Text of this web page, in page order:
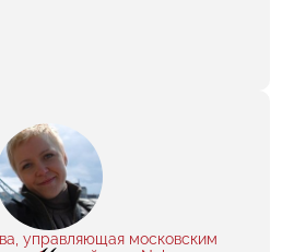
управляющая московским